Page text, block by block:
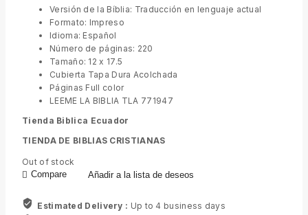
Versión de la Bíblia: Traducción en lenguaje actual
Formato: Impreso
Idioma: Español
Número de páginas: 220
Tamaño: 12 x 17.5
Cubierta Tapa Dura Acolchada
Páginas Full color
LEEME LA BIBLIA TLA 771947
Tienda Biblica Ecuador
TIENDA DE BIBLIAS CRISTIANAS
Out of stock
Compare
Añadir a la lista de deseos
Estimated Delivery : Up to 4 business days